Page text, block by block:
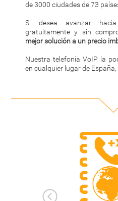
de 3000 ciudades de 73
Si desea avanzar
gratuitamente y sin
mejor solución a un precio
Nuestra telefonía VoIP la
en cualquier lugar de